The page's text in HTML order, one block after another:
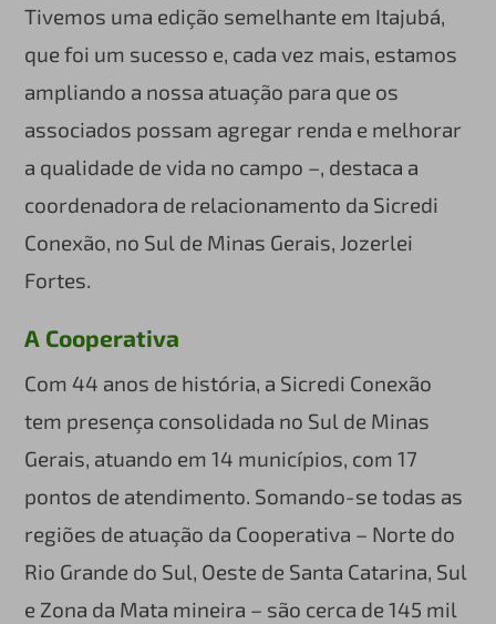
Tivemos uma edição semelhante em Itajubá,
que foi um sucesso e, cada vez mais, estamos
ampliando a nossa atuação para que os
associados possam agregar renda e melhorar
a qualidade de vida no campo –, destaca a
coordenadora de relacionamento da Sicredi
Conexão, no Sul de Minas Gerais, Jozerlei
Fortes.
A Cooperativa
Com 44 anos de história, a Sicredi Conexão
tem presença consolidada no Sul de Minas
Gerais, atuando em 14 municípios, com 17
pontos de atendimento. Somando-se todas as
regiões de atuação da Cooperativa – Norte do
Rio Grande do Sul, Oeste de Santa Catarina, Sul
e Zona da Mata mineira – são cerca de 145 mil